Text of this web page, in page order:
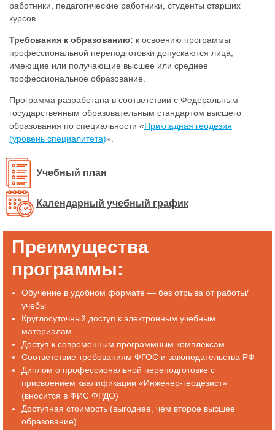
работники, педагогические работники, студенты старших
курсов.
Требования к образованию: к освоению программы
профессиональной переподготовки допускаются лица,
имеющие или получающие высшее или среднее
профессиональное образование.
Программа разработана в соответствии с Федеральным
государственным образовательным стандартом высшего
образования по специальности «Прикладная геодезия
(уровень специалитета)».
Учебный план
Календарный учебный график
Преимущества
программы:
Обучение в удобном формате — без отрыва от работы/
учебы
Круглосуточный доступ к электронным учебным
материалам
Доступ к современным программным комплексам
Соответствие требованиям ФГОС и законодательства РФ
Диплом о профессиональной переподготовке с
присвоением квалификации «Инженер-геодезист»
(вносится в ФИС ФРДО)
Доступная стоимость (выгоднее, чем второе высшее
образование)